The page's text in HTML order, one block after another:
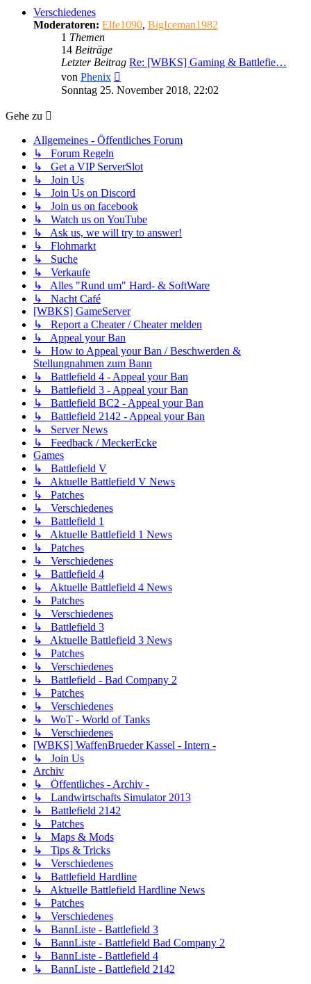
Verschiedenes
Moderatoren: Elfe1090, BigIceman1982
1 Themen
14 Beiträge
Letzter Beitrag Re: [WBKS] Gaming & Battlefie…
von Phenix
Beitrag
Sonntag 25. November 2018, 22:02
Gehe zu
Allgemeines - Öffentliches Forum
↳ Forum Regeln
↳ Get a VIP ServerSlot
↳ Join Us
↳ Join Us on Discord
↳ Join us on facebook
↳ Watch us on YouTube
↳ Ask us, we will try to answer!
↳ Flohmarkt
↳ Suche
↳ Verkaufe
↳ Alles "Rund um" Hard- & SoftWare
↳ Nacht Café
[WBKS] GameServer
↳ Report a Cheater / Cheater melden
↳ Appeal your Ban
↳ How to Appeal your Ban / Beschwerden &
Stellungnahmen zum Bann
↳ Battlefield 4 - Appeal your Ban
↳ Battlefield 3 - Appeal your Ban
↳ Battlefield BC2 - Appeal your Ban
↳ Battlefield 2142 - Appeal your Ban
↳ Server News
↳ Feedback / MeckerEcke
Games
↳ Battlefield V
↳ Aktuelle Battlefield V News
↳ Patches
↳ Verschiedenes
↳ Battlefield 1
↳ Aktuelle Battlefield 1 News
↳ Patches
↳ Verschiedenes
↳ Battlefield 4
↳ Aktuelle Battlefield 4 News
↳ Patches
↳ Verschiedenes
↳ Battlefield 3
↳ Aktuelle Battlefield 3 News
↳ Patches
↳ Verschiedenes
↳ Battlefield - Bad Company 2
↳ Patches
↳ Verschiedenes
↳ WoT - World of Tanks
↳ Verschiedenes
[WBKS] WaffenBrueder Kassel - Intern -
↳ Join Us
Archiv
↳ Öffentliches - Archiv -
↳ Landwirtschafts Simulator 2013
↳ Battlefield 2142
↳ Patches
↳ Maps & Mods
↳ Tips & Tricks
↳ Verschiedenes
↳ Battlefield Hardline
↳ Aktuelle Battlefield Hardline News
↳ Patches
↳ Verschiedenes
↳ BannListe - Battlefield 3
↳ BannListe - Battlefield Bad Company 2
↳ BannListe - Battlefield 4
↳ BannListe - Battlefield 2142